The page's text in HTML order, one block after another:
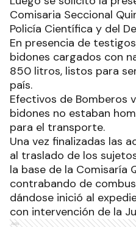
Comisaria Seccional
Policía Científica y del
En presencia de
bidones cargados con
850 litros, listos para
país.
Efectivos de Bomberos
bidones no estaban
para el transporte.
Una vez finalizadas las
al traslado de los
la base de la Comisaría
contrabando de
dándose inició al
con intervención de la
Ads